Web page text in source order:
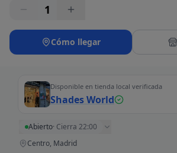
1
Cómo llegar
Disponible en tienda local verificada
Shades World
Abierto· Cierra 22:00
Centro, Madrid